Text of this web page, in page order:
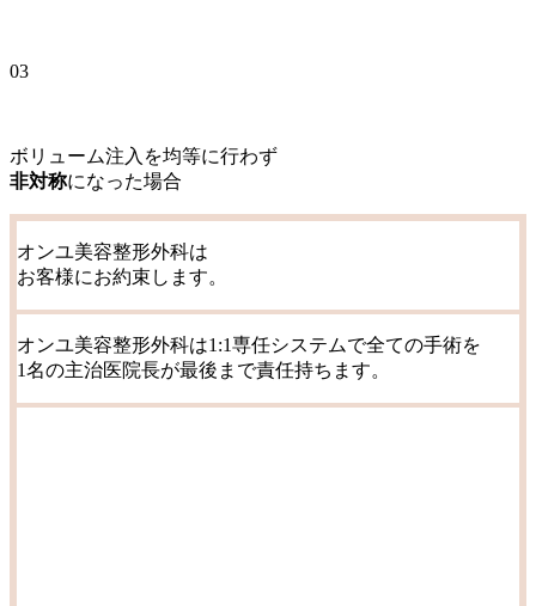
03
ボリューム注入を均等に行わず
非対称になった場合
オンユ美容整形外科は
お客様にお約束します。
オンユ美容整形外科は1:1専任システムで全ての手術を
1名の主治医院長が最後まで責任持ちます。